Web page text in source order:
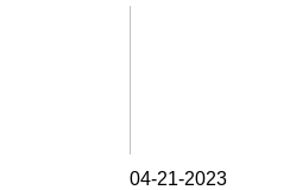
04-21-2023